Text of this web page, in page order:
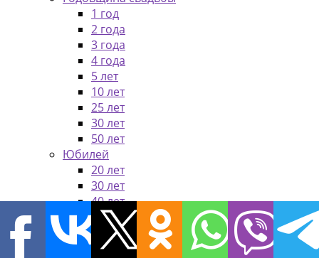
1 год
2 года
3 года
4 года
5 лет
10 лет
25 лет
30 лет
50 лет
Юбилей
20 лет
30 лет
40 лет
50 лет
60 лет
70 лет